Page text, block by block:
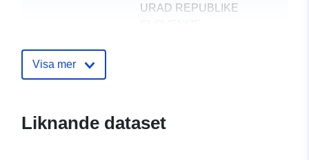
URAD REPUBLIKE
Uppdaterad på data.europa.eu:
Visa mer
Liknande dataset